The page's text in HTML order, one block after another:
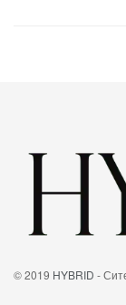
© 2019 HYBRID -